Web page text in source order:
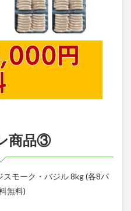
商品③
モーク・バジル 8kg (各8パ
無料)